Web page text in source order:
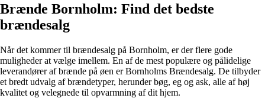
Brænde Bornholm: Find det bedste
brændesalg
Når det kommer til brændesalg på Bornholm, er der flere gode
muligheder at vælge imellem. En af de mest populære og pålidelige
leverandører af brænde på øen er Bornholms Brændesalg. De tilbyder
et bredt udvalg af brændetyper, herunder bøg, eg og ask, alle af høj
kvalitet og velegnede til opvarmning af dit hjem.